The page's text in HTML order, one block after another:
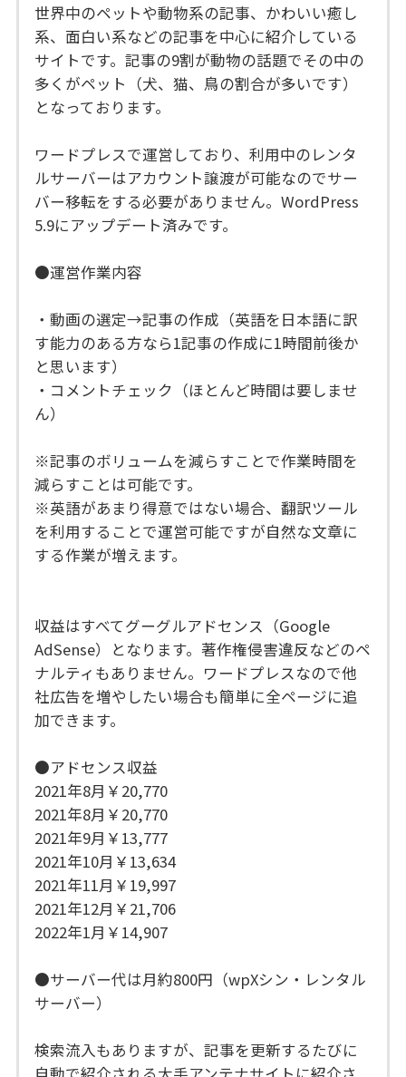
世界中のペットや動物系の記事、かわいい癒し
系、面白い系などの記事を中心に紹介している
サイトです。記事の9割が動物の話題でその中の
多くがペット（犬、猫、鳥の割合が多いです）
となっております。
ワードプレスで運営しており、利用中のレンタ
ルサーバーはアカウント譲渡が可能なのでサー
バー移転をする必要がありません。WordPress
5.9にアップデート済みです。
●運営作業内容
・動画の選定→記事の作成（英語を日本語に訳
す能力のある方なら1記事の作成に1時間前後か
と思います）
・コメントチェック（ほとんど時間は要しませ
ん）
※記事のボリュームを減らすことで作業時間を
減らすことは可能です。
※英語があまり得意ではない場合、翻訳ツール
を利用することで運営可能ですが自然な文章に
する作業が増えます。
収益はすべてグーグルアドセンス（Google
AdSense）となります。著作権侵害違反などのペ
ナルティもありません。ワードプレスなので他
社広告を増やしたい場合も簡単に全ページに追
加できます。
●アドセンス収益
2021年8月￥20,770
2021年8月￥20,770
2021年9月￥13,777
2021年10月￥13,634
2021年11月￥19,997
2021年12月￥21,706
2022年1月￥14,907
●サーバー代は月約800円（wpXシン・レンタル
サーバー）
検索流入もありますが、記事を更新するたびに